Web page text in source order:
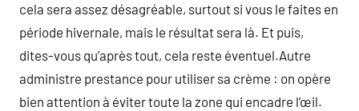
cela sera assez désagréable, surtout si vous le faites en
période hivernale, mais le résultat sera là. Et puis,
dites-vous qu’après tout, cela reste éventuel.Autre
administre prestance pour utiliser sa crème : on opère
bien attention à éviter toute la zone qui encadre l’œil.